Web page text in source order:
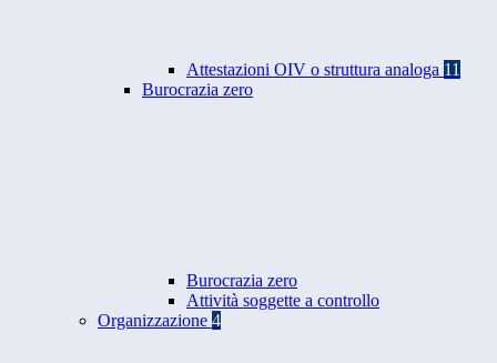
Attestazioni OIV o struttura analoga 11
Burocrazia zero
Burocrazia zero
Attività soggette a controllo
Organizzazione 4